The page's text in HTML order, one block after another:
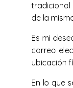
tradicional
de la
Es mi
correo
ubicación
En lo que